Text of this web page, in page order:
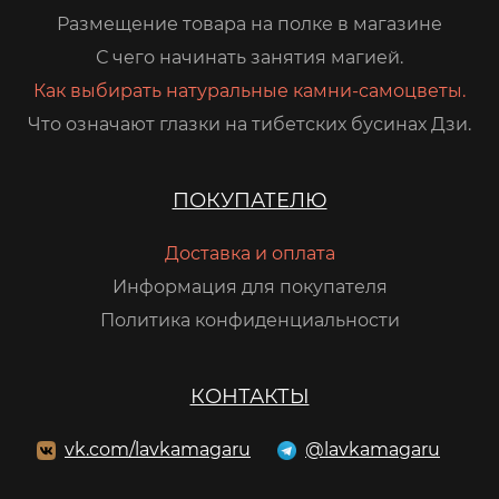
Размещение товара на полке в магазине
С чего начинать занятия магией.
Как выбирать натуральные камни-самоцветы.
Что означают глазки на тибетских бусинах Дзи.
ПОКУПАТЕЛЮ
Доставка и оплата
Информация для покупателя
Политика конфиденциальности
КОНТАКТЫ
vk.com/lavkamagaru @lavkamagaru